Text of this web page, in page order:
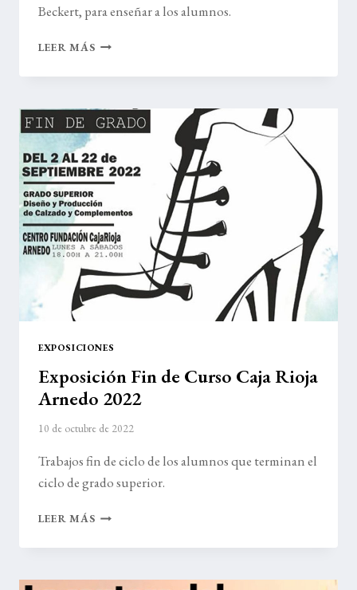
Beckert, para enseñar a los alumnos.
LEER MÁSTALLER
DE
EXPOSICIONES
Exposición Fin de Curso Caja Rioja
Arnedo 2022
10 de octubre de 2022
Trabajos fin de ciclo de los alumnos que terminan el
ciclo de grado superior.
LEER MÁSEXPOSICIÓN
DE
CAJA